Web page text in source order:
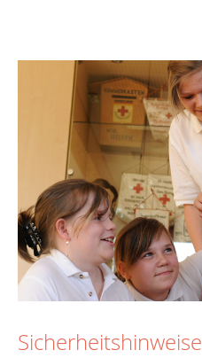
Sicherheitshinweise